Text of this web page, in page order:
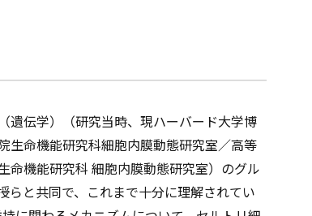
遺伝学）（研究当時、現ハーバード大学博
生命機能研究科細胞内膜動態研究室／高等
命機能研究科 細胞内膜動態研究室）のグル
らと共同で、これまで十分に理解されてい